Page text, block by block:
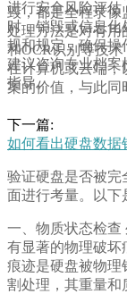
毁，都是全程录像
处理方法是对有用
和OCR识别等技
在计算机或云端，
案的价值，与此同
进行安全风险评估
时，销毁或信息
规和规定，确保操
建议咨询专业档案
指导。
下一篇:
如何看出硬盘数据
验证硬盘是否被完
面进行考量。以下
一、物质状态检查
有显著的物理破坏
痕迹是硬盘被物理
割处理，其重量和